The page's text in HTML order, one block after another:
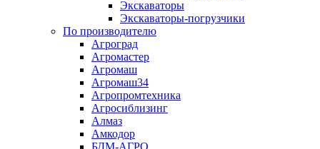
Экскаваторы
Экскаваторы-погрузчики
По производителю
Агроград
Агромастер
Агромаш
Агромаш34
Агропромтехника
Агросиблизинг
Алмаз
Амкодор
БДМ-АГРО